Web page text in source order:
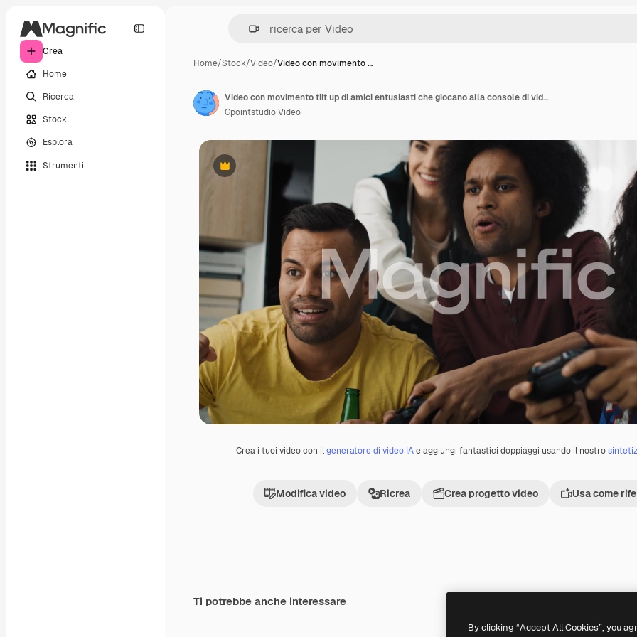
Crea
Home
Ricerca
Stock
Esplora
Strumenti
Home/Stock/Video/Video con movimento …
Premium
Crea i tuoi video con ilgeneratore di video IAe aggiungi fantastici doppiaggi usando il nostro
Modifica video Ricrea Crea progetto video Usa come
Video con movimento tilt up di amici entusiasti che giocano alla console di videogiochi.
Gpointstudio Video
Ti potrebbe anche interessare
By clicking “Accept All Cookies”, you